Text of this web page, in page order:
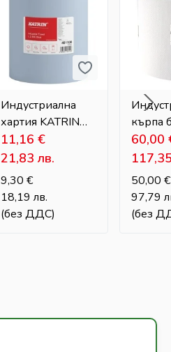
Индустриална
хартия KATRIN
синя – 2-пластова,
180 м
11,16€
21,83лв.
9,30€
18,19лв.
(без ДДС)
кърпа
MAX –
среди
60,00
50,00€
97,79
(без